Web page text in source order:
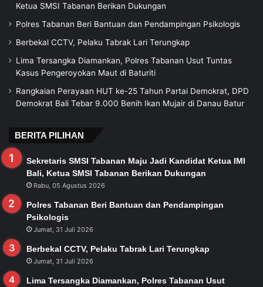
Ketua SMSI Tabanan Berikan Dukungan
Polres Tabanan Beri Bantuan dan Pendampingan Psikologis
Berbekal CCTV, Pelaku Tabrak Lari Terungkap
Lima Tersangka Diamankan, Polres Tabanan Usut Tuntas
Kasus Pengeroyokan Maut di Baturiti
Rangkaian Perayaan HUT ke-25 Tahun Partai Demokrat, DPD
Demokrat Bali Tebar 9.000 Benih Ikan Mujair di Danau Batur
BERITA PILIHAN
Sekretaris SMSI Tabanan Maju Jadi Kandidat Ketua IMI
Bali, Ketua SMSI Tabanan Berikan Dukungan
Rabu, 05 Agustus 2026
Polres Tabanan Beri Bantuan dan Pendampingan
Psikologis
Jumat, 31 Juli 2026
Berbekal CCTV, Pelaku Tabrak Lari Terungkap
Jumat, 31 Juli 2026
Lima Tersangka Diamankan, Polres Tabanan Usut